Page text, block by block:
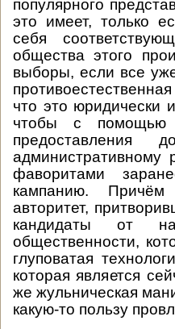
популярного
это имеет, только
себя
общества этого
выборы, если все
что это юридически
чтобы с помощью
административному
фаворитами
кампанию. Причём
авторитет,
кандидаты от
общественности,
глуповатая
которая является
же жульническая
какую-то пользу